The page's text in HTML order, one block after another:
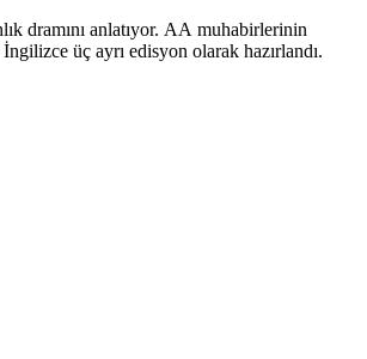
dramını anlatıyor. AA muhabirlerinin
üç ayrı edisyon olarak hazırlandı.